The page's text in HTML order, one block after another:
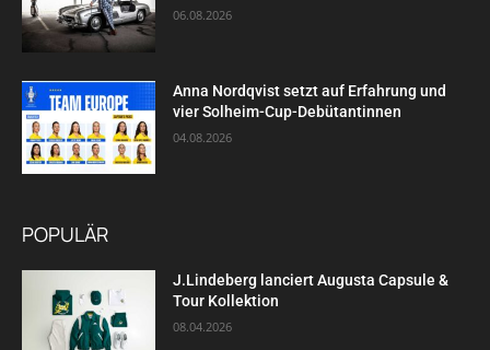
06.08.2026
Anna Nordqvist setzt auf Erfahrung und
vier Solheim-Cup-Debütantinnen
04.08.2026
POPULÄR
J.Lindeberg lanciert Augusta Capsule &
Tour Kollektion
08.04.2026